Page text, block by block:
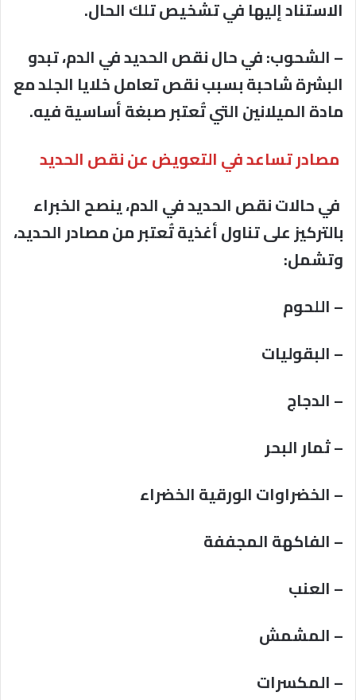
الاستناد إليها في تشخيص تلك الحال.
– الشحوب: في حال نقص الحديد في الدم، تبدو
البشرة شاحبة بسبب نقص تعامل خلايا الجلد مع
مادة الميلانين التي تُعتبر صبغة أساسية فيه.
مصادر تساعد في التعويض عن نقص الحديد
في حالات نقص الحديد في الدم، ينصح الخبراء
بالتركيز على تناول أغذية تُعتبر من مصادر الحديد،
وتشمل:
– اللحوم
– البقوليات
– الدجاج
– ثمار البحر
– الخضراوات الورقية الخضراء
– الفاكهة المجففة
– العنب
– المشمش
– المكسرات